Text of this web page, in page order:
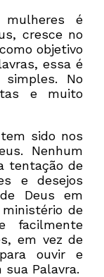
é
cresce no
objetivo
essa é
No
e muito
sido nos
Nenhum
tentação de
e desejos
Deus em
de
facilmente
em vez de
ouvir e
sua Palavra.